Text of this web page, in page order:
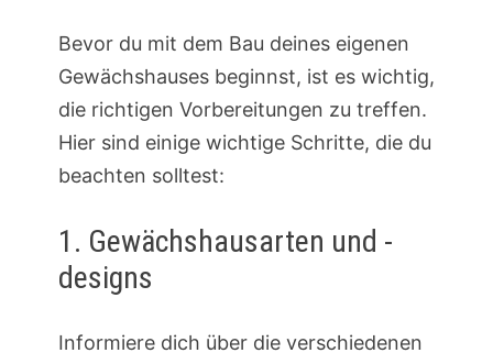
Bevor du mit dem Bau deines eigenen
Gewächshauses beginnst, ist es wichtig,
die richtigen Vorbereitungen zu treffen.
Hier sind einige wichtige Schritte, die du
beachten solltest:
1. Gewächshausarten und -
designs
Informiere dich über die verschiedenen